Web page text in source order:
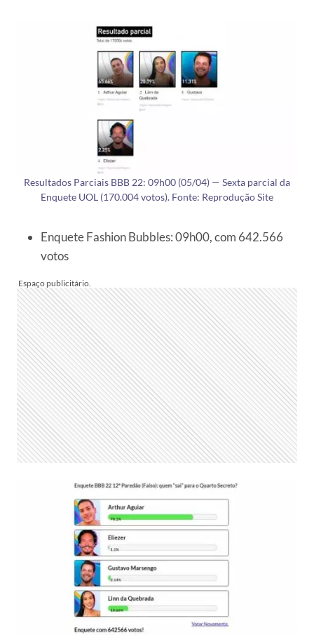
Resultados Parciais BBB 22: 09h00 (05/04) — Sexta parcial da
Enquete UOL (170.004 votos). Fonte: Reprodução Site
Enquete Fashion Bubbles: 09h00, com 642.566
votos